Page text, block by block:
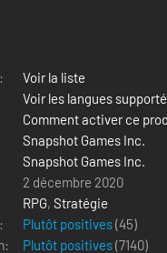
Voir la liste
Voir les langues
Comment activer ce
Snapshot Games Inc.
Snapshot Games Inc.
2 décembre 2020
RPG, Stratégie
Plutôt positives(45)
Plutôt positives(7140)